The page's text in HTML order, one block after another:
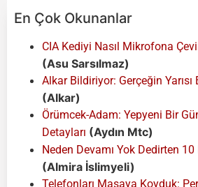
En Çok Okunanlar
CIA Kediyi Nasıl Mikrofona
(Asu Sarsılmaz)
Alkar Bildiriyor: Gerçeğin Yarısı
(Alkar)
Örümcek-Adam: Yepyeni Bir
Detayları (Aydın Mtc)
Neden Devamı Yok Dedirten
(Almira İslimyeli)
Telefonları Masaya Koyduk: